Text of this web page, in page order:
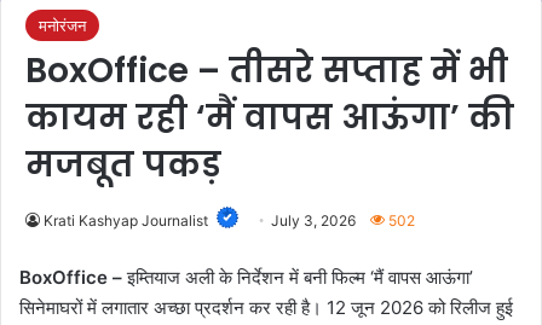
मनोरंजन
BoxOffice – तीसरे सप्ताह में भी
कायम रही ‘मैं वापस आऊंगा’ की
मजबूत पकड़
Krati Kashyap Journalist July 3, 2026 502
BoxOffice –इम्तियाज अली के निर्देशन में बनी फिल्म ‘मैं वापस आऊंगा’
सिनेमाघरों में लगातार अच्छा प्रदर्शन कर रही है। 12 जून 2026 को रिलीज हुई